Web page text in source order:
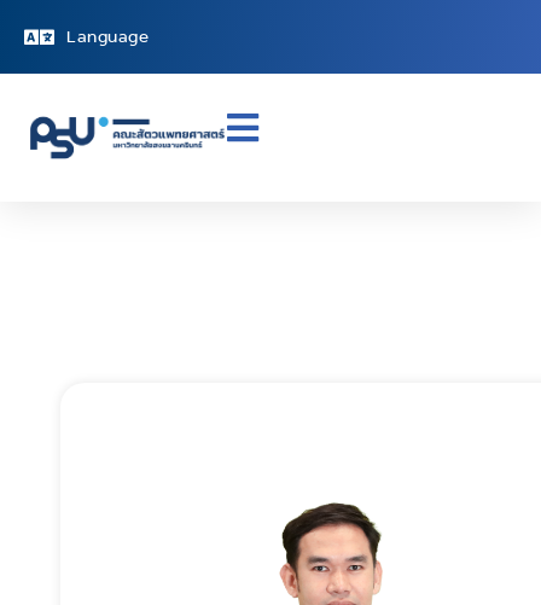
Language